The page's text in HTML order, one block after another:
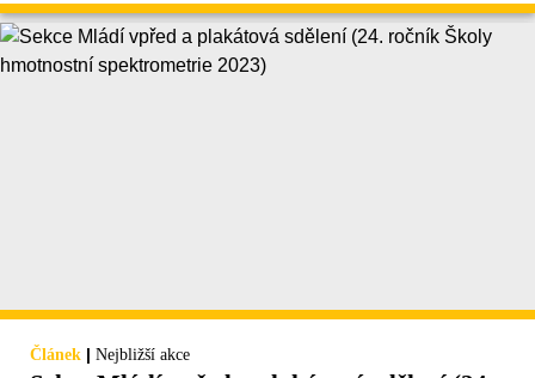
Článek | Nejbližší akce